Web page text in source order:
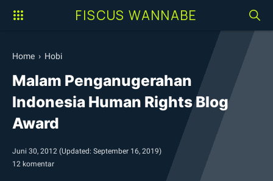
FISCUS WANNABE
Home › Hobi
Malam Penganugerahan
Indonesia Human Rights Blog
Award
Juni 30, 2012 (Updated: September 16, 2019)
12 komentar